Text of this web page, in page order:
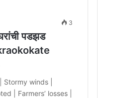
3
पडझड
winds |
| Farmers’ losses |